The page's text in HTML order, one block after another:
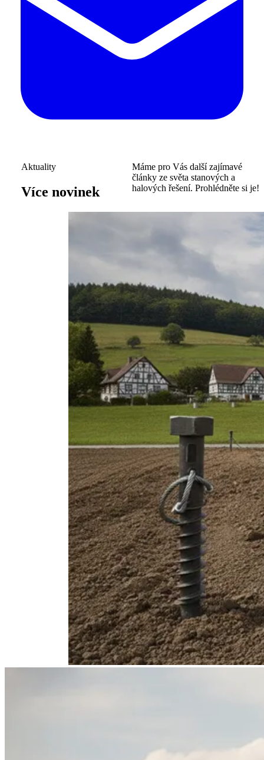
Aktuality
Více novinek
Máme pro Vás další zajímavé
články ze světa stanových a
halových řešení. Prohlédněte si je!